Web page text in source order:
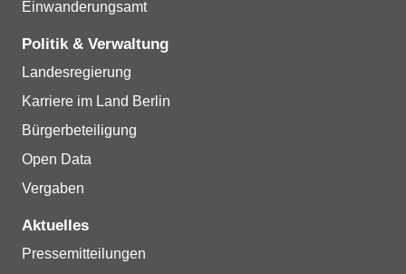
Einwanderungsamt
Politik & Verwaltung
Landesregierung
Karriere im Land Berlin
Bürgerbeteiligung
Open Data
Vergaben
Aktuelles
Pressemitteilungen